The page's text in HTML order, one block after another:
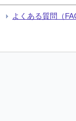
よくある質問（